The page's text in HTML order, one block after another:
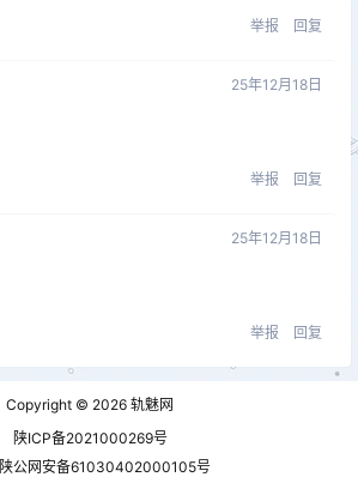
举报 回复
25年12月18日
举报 回复
25年12月18日
举报 回复
Copyright © 2026 轨魅网
陕ICP备2021000269号
陕公网安备61030402000105号